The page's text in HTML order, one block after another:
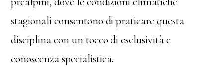
stagionali consentono di praticare questa
disciplina con un tocco di esclusività e
conoscenza specialistica.